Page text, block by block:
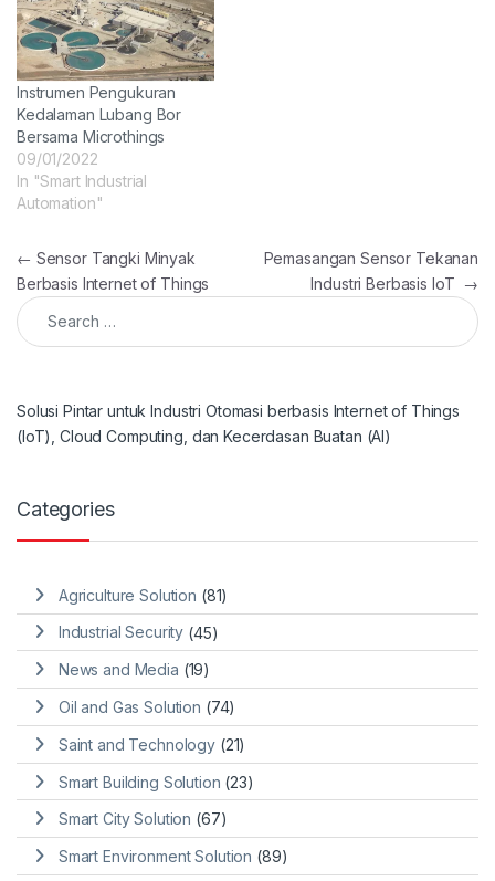
Instrumen Pengukuran
Kedalaman Lubang Bor
Bersama Microthings
09/01/2022
In "Smart Industrial
Automation"
Post navigation
← Sensor Tangki Minyak
Berbasis Internet of Things
Pemasangan Sensor Tekanan
Industri Berbasis IoT →
Search for:
Solusi Pintar untuk Industri Otomasi berbasis Internet of Things
(IoT), Cloud Computing, dan Kecerdasan Buatan (AI)
Categories
Agriculture Solution (81)
Industrial Security (45)
News and Media (19)
Oil and Gas Solution (74)
Saint and Technology (21)
Smart Building Solution (23)
Smart City Solution (67)
Smart Environment Solution (89)